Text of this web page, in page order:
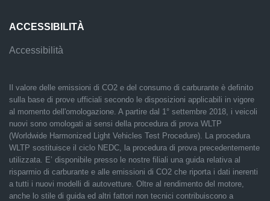
ACCESSIBILITÀ
Accessibilità
Il valore delle emissioni di CO2 e del consumo di carburante è definito
sulla base di prove ufficiali secondo le disposizioni applicabili in vigore
al momento dell'omologazione. A partire dal 1° settembre 2018, i veicoli
nuovi sono omologati ai sensi della procedura di prova WLTP
(Worldwide Harmonized Light Vehicles Test Procedure). La procedura
WLTP sostituisce il ciclo NEDC, la procedura di prova precedentemente
utilizzata. E’ disponibile presso le nostre filiali una guida relativa al
risparmio di carburante e alle emissioni di CO2 che riporta i dati inerenti
a tutti i nuovi modelli di autovetture. Oltre al rendimento del motore,
anche lo stile di guida ed altri fattori non tecnici contribuiscono a